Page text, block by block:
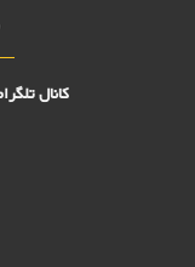
کانال